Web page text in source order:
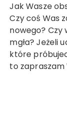
Jak Wasze obserwacje z teleskopu Hubble’a?
Czy coś Was
nowego? Czy
mgła? Jeżeli
które
to zapraszam